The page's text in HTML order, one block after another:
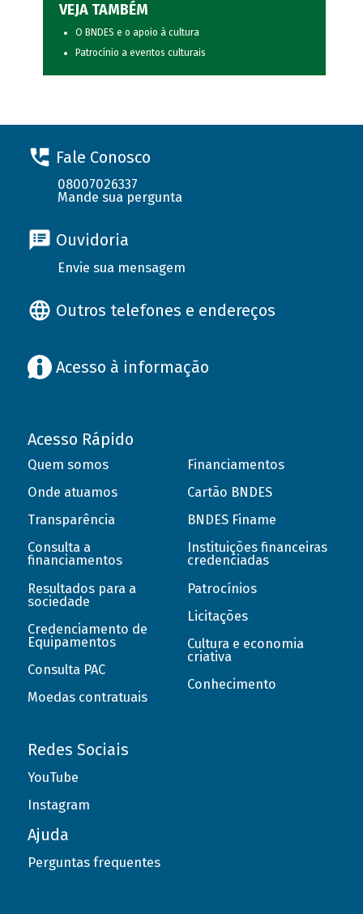
VEJA TAMBÉM
O BNDES e o apoio à cultura
Patrocínio a eventos culturais
Fale Conosco
08007026337
Mande sua pergunta
Ouvidoria
Envie sua mensagem
Outros telefones e endereços
Acesso à informação
Acesso Rápido
Quem somos
Onde atuamos
Transparência
Consulta a
financiamentos
Resultados para a
sociedade
Credenciamento de
Equipamentos
Consulta PAC
Moedas contratuais
Financiamentos
Cartão BNDES
BNDES Finame
Instituições financeiras
credenciadas
Patrocínios
Licitações
Cultura e economia
criativa
Conhecimento
Redes Sociais
YouTube
Instagram
Ajuda
Perguntas frequentes